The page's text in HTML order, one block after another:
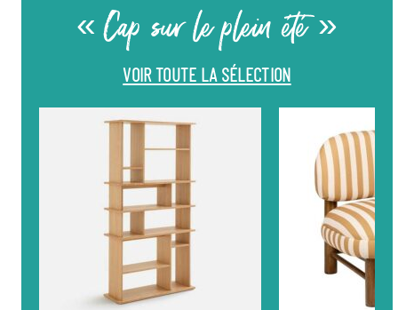
« Cap sur le plein été »
VOIR TOUTE LA SÉLECTION